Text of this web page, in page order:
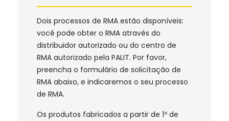
Dois processos de RMA estão disponíveis:
você pode obter o RMA através do
distribuidor autorizado ou do centro de
RMA autorizado pela PALIT. Por favor,
preencha o formulário de solicitação de
RMA abaixo, e indicaremos o seu processo
de RMA.
Os produtos fabricados a partir de 1º de